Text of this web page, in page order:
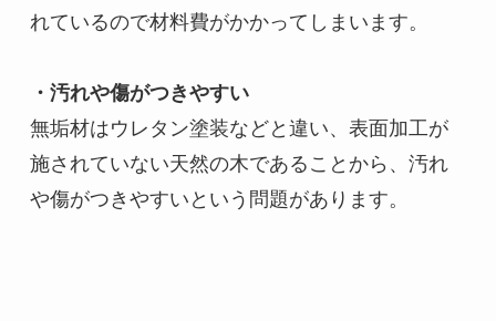
れているので材料費がかかってしまいます。
・汚れや傷がつきやすい
無垢材はウレタン塗装などと違い、表面加工が
施されていない天然の木であることから、汚れ
や傷がつきやすいという問題があります。